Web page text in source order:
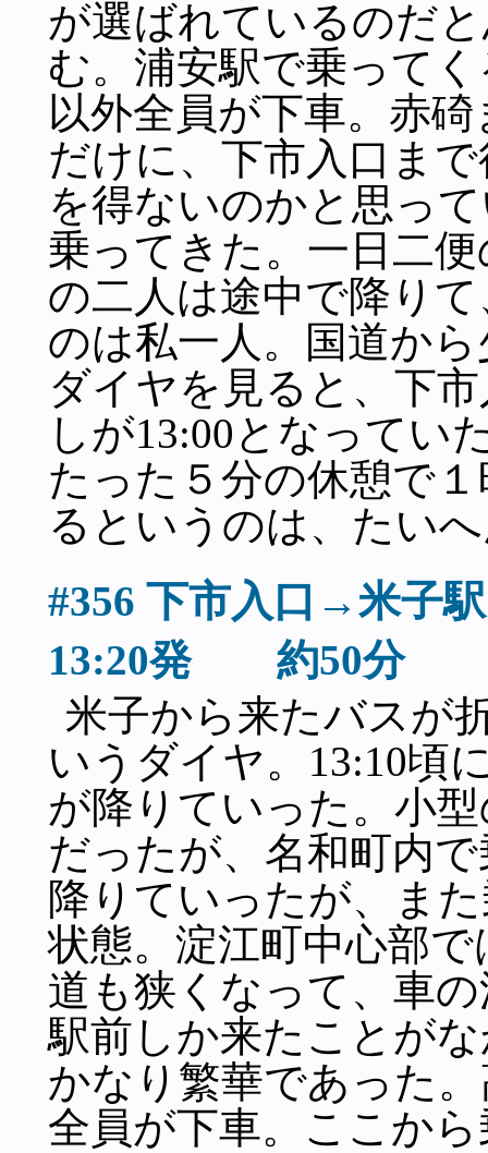
が選ばれているのだ
む。浦安駅で乗って
以外全員が下車。赤
だけに、下市入口ま
を得ないのかと思っ
乗ってきた。一日二
の二人は途中で降り
のは私一人。国道か
ダイヤを見ると、下
しが13:00となってい
たった５分の休憩で
るというのは、たい
#356 下市入口→
13:20発 約50分
米子から来たバスが
いうダイヤ。13:10頃
が降りていった。小
だったが、名和町内
降りていったが、ま
状態。淀江町中心部
道も狭くなって、車
駅前しか来たことが
かなり繁華であった
全員が下車。ここか